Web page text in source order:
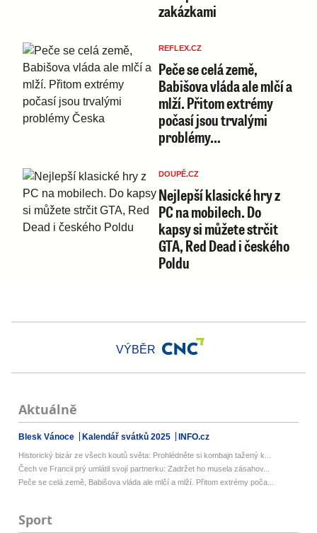
zakázkami
REFLEX.CZ
Peče se celá země,
Babišova vláda ale mlčí a
mlží. Přitom extrémy
počasí jsou trvalými
problémy…
DOUPĚ.CZ
Nejlepší klasické hry z
PC na mobilech. Do
kapsy si můžete strčit
GTA, Red Dead i českého
Poldu
VÝBĚR
Aktuálně
Blesk Vánoce Kalendář svátků 2025 INFO.cz
Historický bizár ze všech koutů světa: Prohlédněte si kombajn tažený k...
Čech ve Francii prý umlátil svojí partnerku: Zadržet ho musela zásahov...
Peče se celá země, Babišova vláda ale mlčí a mlží. Přitom extrémy poča...
Sport